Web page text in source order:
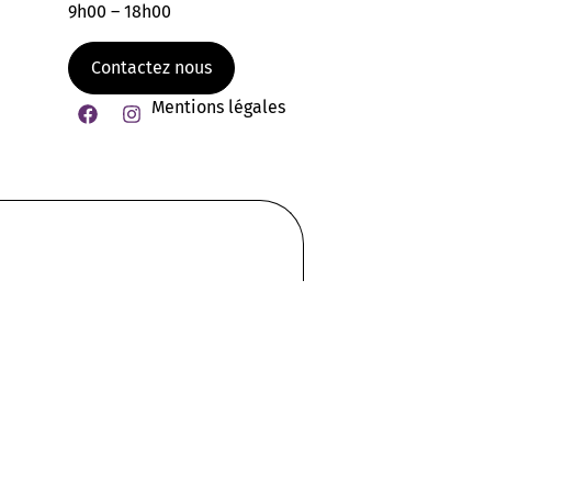
9h00 – 18h00
Contactez nous
Mentions légales